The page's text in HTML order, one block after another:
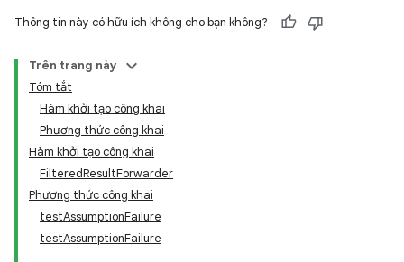
Thông tin này có hữu ích không cho bạn không?
Trên trang này
Tóm tắt
Hàm khởi tạo công khai
Phương thức công khai
Hàm khởi tạo công khai
FilteredResultForwarder
Phương thức công khai
testAssumptionFailure
testAssumptionFailure